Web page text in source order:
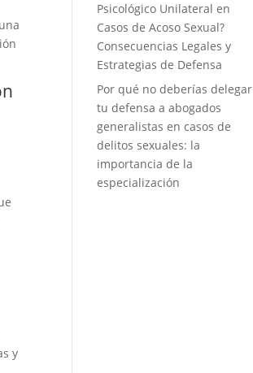
y
Psicológico Unilateral en
Casos de Acoso Sexual?
Consecuencias Legales y
Estrategias de Defensa
Por qué no deberías delegar
tu defensa a abogados
generalistas en casos de
delitos sexuales: la
importancia de la
especialización